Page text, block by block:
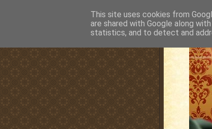
This site uses cookies from
are shared with Google along
statistics, and to detect and